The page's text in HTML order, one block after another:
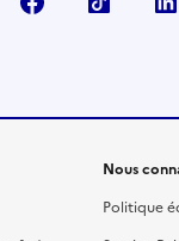
Nous
Politique